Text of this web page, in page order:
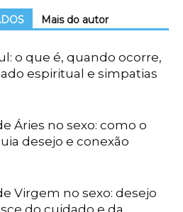
Mais do autor
o que é, quando ocorre,
espiritual e simpatias
Áries no sexo: como o
desejo e conexão
Virgem no sexo: desejo
do cuidado e da